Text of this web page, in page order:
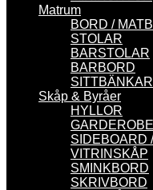
Matrum
BORD /
STOLAR
BARSTOLAR
BARBORD
SITTBÄNKAR
Skåp & Byråer
HYLLOR
SIDEBOARD
VITRINSKÅP
SMINKBORD
SKRIVBORD